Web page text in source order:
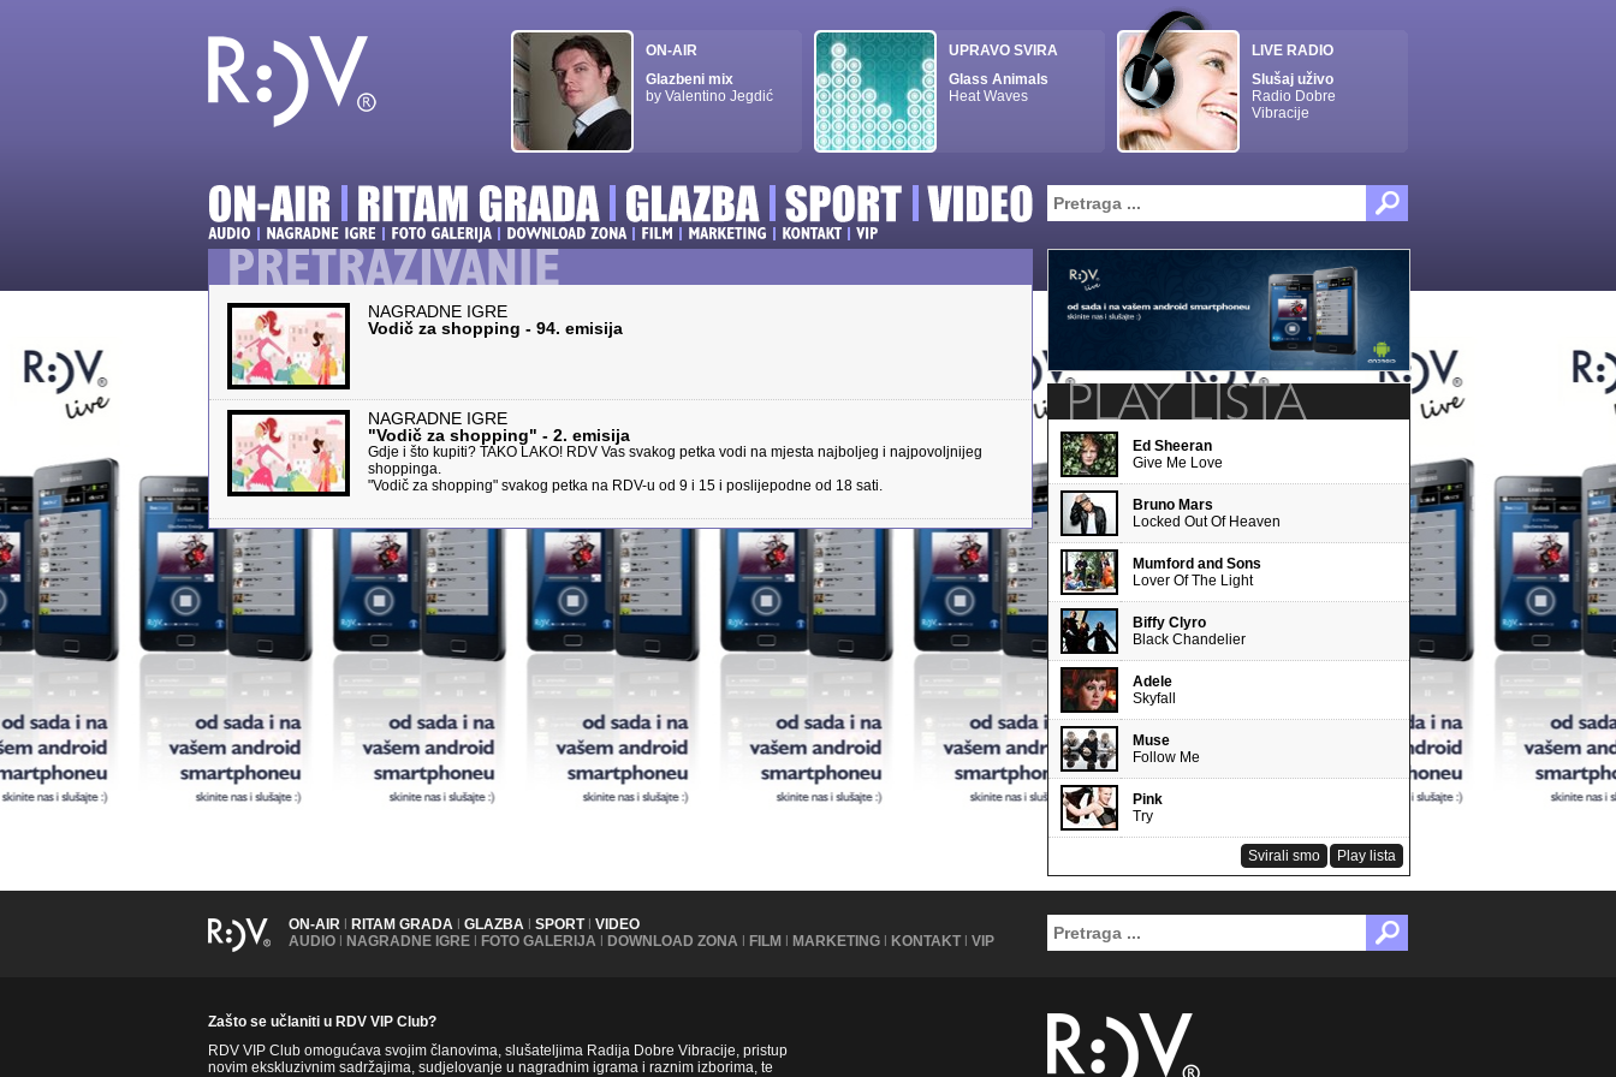
ON-AIR
Glazbeni mix
by Valentino Jegdić
UPRAVO SVIRA
Glass Animals
Heat Waves
LIVE RADIO
Slušaj uživo
Radio Dobre
Vibracije
NAGRADNE IGRE
Vodič za shopping - 94. emisija
NAGRADNE IGRE
"Vodič za shopping" - 2. emisija
Gdje i što kupiti? TAKO LAKO! RDV Vas svakog petka vodi na mjesta najboljeg i najpovoljnijeg
shoppinga.
"Vodič za shopping" svakog petka na RDV-u od 9 i 15 i poslijepodne od 18 sati.
Ed Sheeran
Give Me Love
Bruno Mars
Locked Out Of Heaven
Mumford and Sons
Lover Of The Light
Biffy Clyro
Black Chandelier
Adele
Skyfall
Muse
Follow Me
Pink
Try
Play lista
Svirali smo
ON-AIR | RITAM GRADA | GLAZBA | SPORT | VIDEO
AUDIO | NAGRADNE IGRE | FOTO GALERIJA | DOWNLOAD ZONA | FILM | MARKETING | KONTAKT | VIP
Zašto se učlaniti u RDV VIP Club?
RDV VIP Club omogućava svojim članovima, slušateljima Radija Dobre Vibracije, pristup
novim ekskluzivnim sadržajima, sudjelovanje u nagradnim igrama i raznim izborima, te